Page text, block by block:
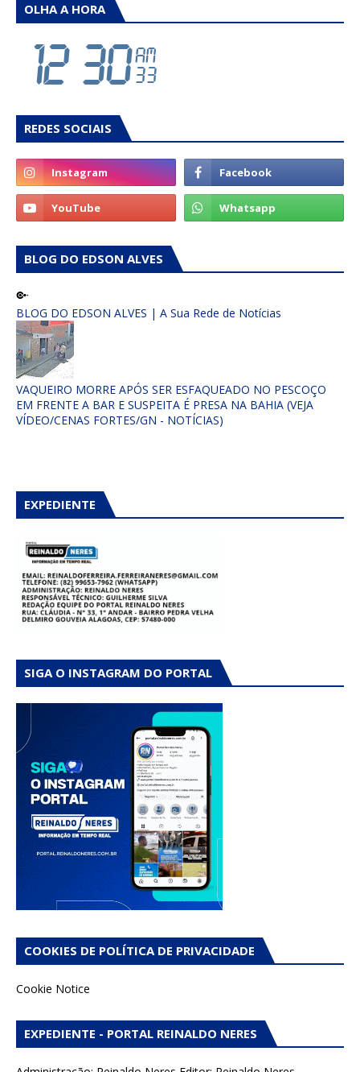
OLHA A HORA
REDES SOCIAIS
BLOG DO EDSON ALVES
BLOG DO EDSON ALVES | A Sua Rede de Notícias
VAQUEIRO MORRE APÓS SER ESFAQUEADO NO PESCOÇO
EM FRENTE A BAR E SUSPEITA É PRESA NA BAHIA (VEJA
VÍDEO/CENAS FORTES/GN - NOTÍCIAS)
EXPEDIENTE
SIGA O INSTAGRAM DO PORTAL
COOKIES DE POLÍTICA DE PRIVACIDADE
Cookie Notice
EXPEDIENTE - PORTAL REINALDO NERES